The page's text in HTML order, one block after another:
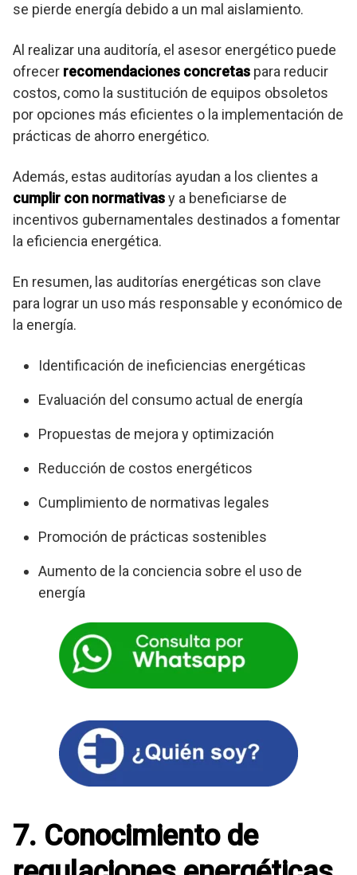
se pierde energía debido a un mal aislamiento.
Al realizar una auditoría, el asesor energético puede
ofrecer recomendaciones concretas para reducir
costos, como la sustitución de equipos obsoletos
por opciones más eficientes o la implementación de
prácticas de ahorro energético.
Además, estas auditorías ayudan a los clientes a
cumplir con normativasy a beneficiarse de
incentivos gubernamentales destinados a fomentar
la eficiencia energética.
En resumen, las auditorías energéticas son clave
para lograr un uso más responsable y económico de
la energía.
Identificación de ineficiencias energéticas
Evaluación del consumo actual de energía
Propuestas de mejora y optimización
Reducción de costos energéticos
Cumplimiento de normativas legales
Promoción de prácticas sostenibles
Aumento de la conciencia sobre el uso de
energía
7. Conocimiento de